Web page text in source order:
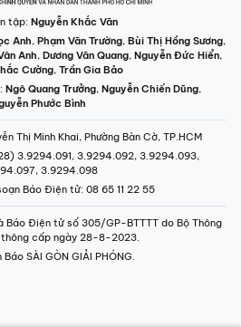
tập: Nguyễn Khắc Văn
Anh, Phạm Văn Trường, Bùi Thị Hồng Sương,
Anh, Dương Văn Quang, Nguyễn Đức Hiển,
Cường, Trần Gia Bảo
Ngô Quang Trưởng, Nguyễn Chiến Dũng,
Phước Bình
Thị Minh Khai, Phường Bàn Cờ, TP.HCM
3.9294.091, 3.9294.092, 3.9294.093,
3.9294.098
Báo Điện tử: 08 65 11 22 55
Báo Điện tử số 305/GP-BTTTT do Bộ Thông
thông cấp ngày 28-8-2023.
SÀI GÒN GIẢI PHÓNG.